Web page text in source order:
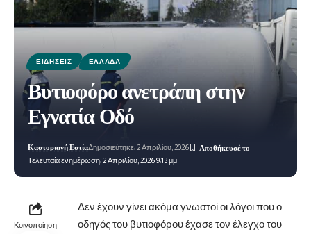
ΕΙΔΉΣΕΙΣ ΕΛΛΆΔΑ
Βυτιοφόρο ανετράπη στην
Εγνατία Οδό
Τελευταία ενημέρωση: 2 Απριλίου, 2026 9:13 μμ
Καστοριανή ΕστίαΔημοσιεύτηκε: 2 Απριλίου, 2026
Κοινοποίηση
Δεν έχουν γίνει ακόμα γνωστοί οι λόγοι που ο
οδηγός του βυτιοφόρου έχασε τον έλεγχο του